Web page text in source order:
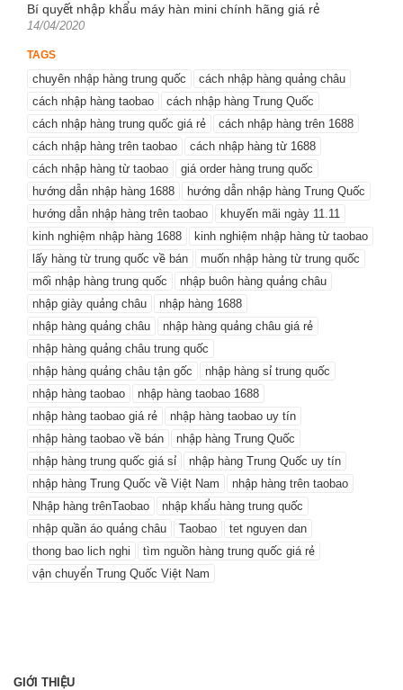
Bí quyết nhập khẩu máy hàn mini chính hãng giá rẻ
Posted
14/04/2020
TAGS
chuyên nhập hàng trung quốc
cách nhập hàng quảng châu
cách nhập hàng taobao
cách nhập hàng Trung Quốc
cách nhập hàng trung quốc giá rẻ
cách nhập hàng trên 1688
cách nhập hàng trên taobao
cách nhập hàng từ 1688
cách nhập hàng từ taobao
giá order hàng trung quốc
hướng dẫn nhập hàng 1688
hướng dẫn nhập hàng Trung Quốc
hướng dẫn nhập hàng trên taobao
khuyến mãi ngày 11.11
kinh nghiệm nhập hàng 1688
kinh nghiệm nhập hàng từ taobao
lấy hàng từ trung quốc về bán
muốn nhập hàng từ trung quốc
mối nhập hàng trung quốc
nhập buôn hàng quảng châu
nhập giày quảng châu
nhập hàng 1688
nhập hàng quảng châu
nhập hàng quảng châu giá rẻ
nhập hàng quảng châu trung quốc
nhập hàng quảng châu tận gốc
nhập hàng sỉ trung quốc
nhập hàng taobao
nhập hàng taobao 1688
nhập hàng taobao giá rẻ
nhập hàng taobao uy tín
nhập hàng taobao về bán
nhập hàng Trung Quốc
nhập hàng trung quốc giá sỉ
nhập hàng Trung Quốc uy tín
nhập hàng Trung Quốc về Việt Nam
nhập hàng trên taobao
Nhập hàng trênTaobao
nhập khẩu hàng trung quốc
nhập quần áo quảng châu
Taobao
tet nguyen dan
thong bao lich nghi
tìm nguồn hàng trung quốc giá rẻ
vận chuyển Trung Quốc Việt Nam
GIỚI THIỆU